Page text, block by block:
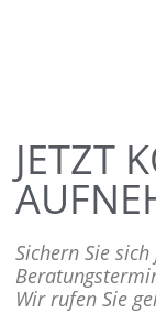
JETZT
Sichern Sie
Wir rufen Sie